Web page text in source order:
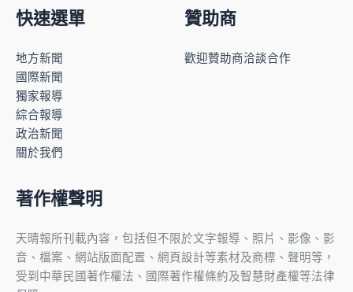
快速選單
地方新聞
國際新聞
獨家報導
綜合報導
政治新聞
關於我們
贊助商
歡迎贊助商洽談合作
著作權聲明
天晴報所刊載內容，包括但不限於文字報導、照片、影像、影
音、檔案、網站版面配置、網頁設計等素材及商標、聲明等，
受到中華民國著作權法、國際著作權條約及智慧財產權等法律